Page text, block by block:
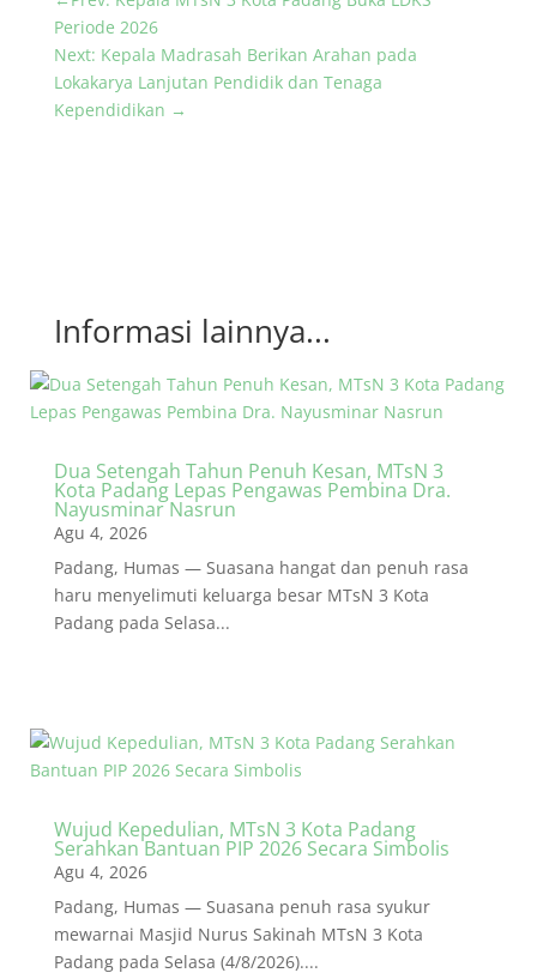
Periode 2026
Next: Kepala Madrasah Berikan Arahan pada
Lokakarya Lanjutan Pendidik dan Tenaga
Kependidikan →
Informasi lainnya...
Dua Setengah Tahun Penuh Kesan, MTsN 3
Kota Padang Lepas Pengawas Pembina Dra.
Nayusminar Nasrun
Agu 4, 2026
Padang, Humas — Suasana hangat dan penuh rasa
haru menyelimuti keluarga besar MTsN 3 Kota
Padang pada Selasa...
Wujud Kepedulian, MTsN 3 Kota Padang
Serahkan Bantuan PIP 2026 Secara Simbolis
Agu 4, 2026
Padang, Humas — Suasana penuh rasa syukur
mewarnai Masjid Nurus Sakinah MTsN 3 Kota
Padang pada Selasa (4/8/2026)....